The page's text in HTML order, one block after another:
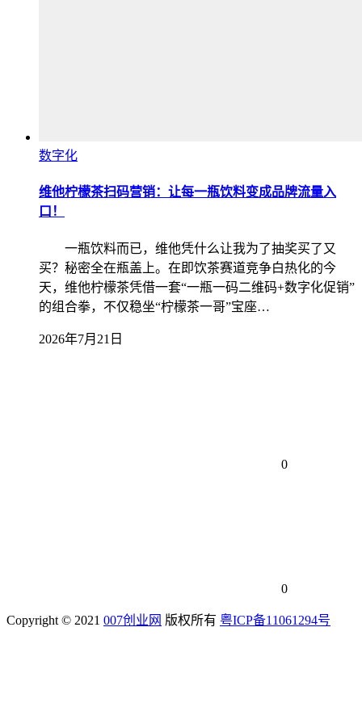
数字化
维他柠檬茶扫码营销：让每一瓶饮料变成品牌流量入
口！
一瓶饮料而已，维他凭什么让我为了抽奖买了又
买？秘密全在瓶盖上。在即饮茶赛道竞争白热化的今
天，维他柠檬茶凭借一套“一瓶一码二维码+数字化促销”
的组合拳，不仅稳坐“柠檬茶一哥”宝座…
2026年7月21日
0
0
Copyright © 2021 007创业网 版权所有 粤ICP备11061294号